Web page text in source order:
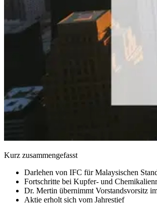
Kurz zusammengefasst
Darlehen von IFC für Malaysischen
Fortschritte bei Kupfer- und
Dr. Mertin übernimmt Vorstandsvorsitz
Aktie erholt sich vom Jahrestief